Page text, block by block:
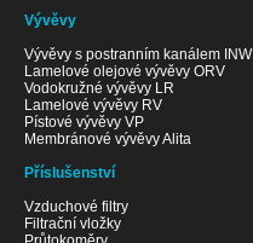
Vývěvy
Vývěvy s postranním kanálem INW
Lamelové olejové vývěvy ORV
Vodokružné vývěvy LR
Lamelové vývěvy RV
Pístové vývěvy VP
Membránové vývěvy Alita
Příslušenství
Vzduchové filtry
Filtrační vložky